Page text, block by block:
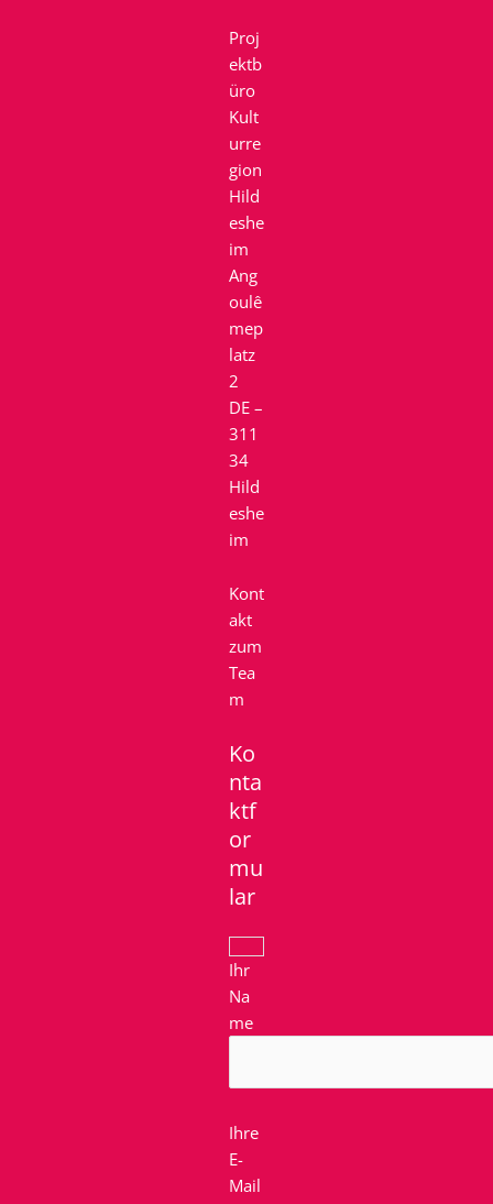
Proj
ektb
üro
Kult
urre
gion
Hild
eshe
im
Ang
oulê
mep
latz
2
DE –
311
34
Hild
eshe
im
Kont
akt
zum
Tea
m
Ko
nta
ktf
or
mu
lar
Ihr
Na
me
Ihre
E-
Mail